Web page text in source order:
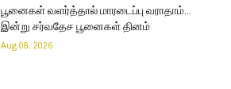
பூனைகள் வளர்த்தால் மாரடைப்பு வராதாம்…
இன்று சர்வதேச பூனைகள் தினம்
Aug 08, 2026